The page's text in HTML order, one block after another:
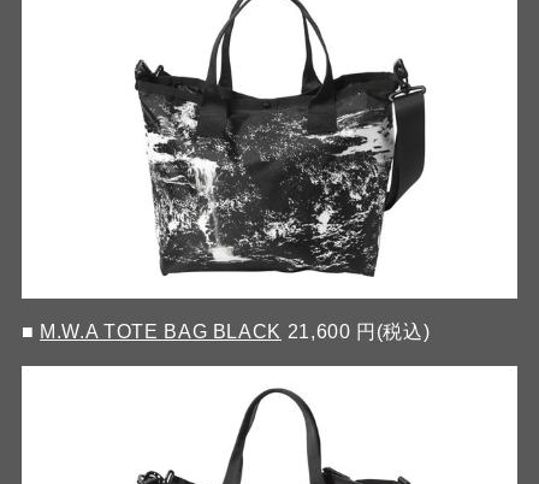
■ M.W.A TOTE BAG BLACK 21,600 円(税込)